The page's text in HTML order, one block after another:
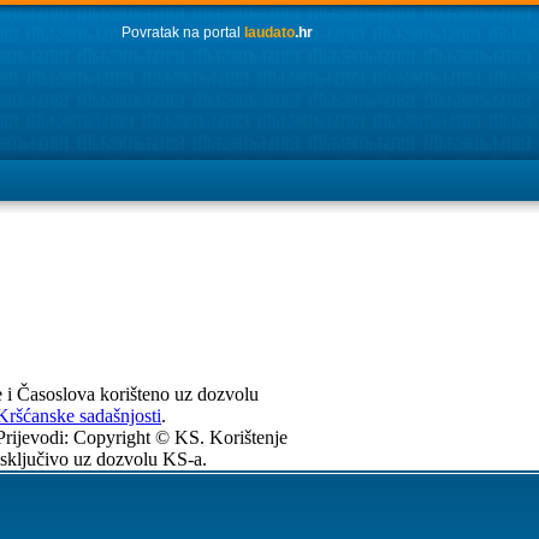
Povratak na portal laudato.hr
Časoslova korišteno uz dozvolu
sadašnjosti.
Copyright © KS. Korištenje
uz dozvolu KS-a.